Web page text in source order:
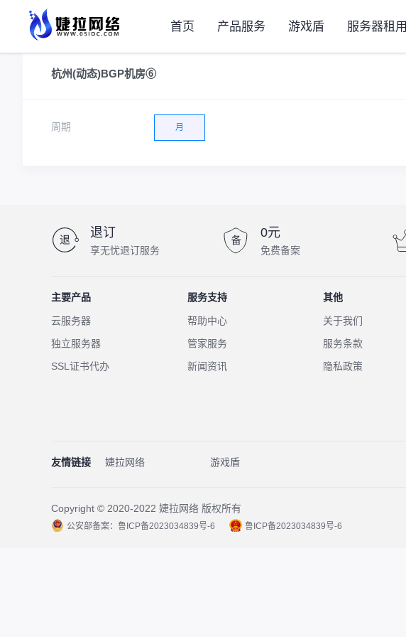
首页 产品服务 游戏盾 服务器租用
杭州(动态)BGP机房⑥
周期 月
退订
享无忧退订服务
0元
免费备案
主要产品
云服务器
独立服务器
SSL证书代办
服务支持
帮助中心
管家服务
新闻资讯
其他
关于我们
服务条款
隐私政策
友情链接 婕拉网络 游戏盾
Copyright © 2020-2022 婕拉网络 版权所有
公安部备案：鲁ICP备2023034839号-6 鲁ICP备2023034839号-6